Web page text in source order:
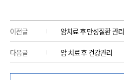
이전글 암치료 후 만성질환 관리
다음글 암 치료 후 건강관리